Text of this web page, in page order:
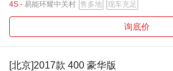
4S - 易能环耀中关村 售多地 现车充足
询底价
[北京]2017款 400 豪华版